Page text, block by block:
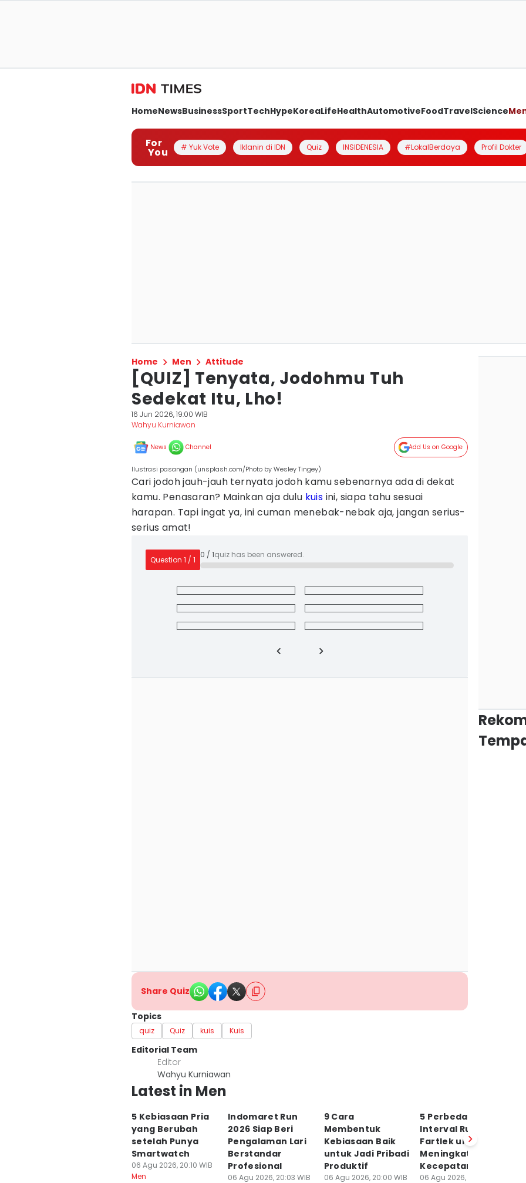
HomeNewsBusinessSportTechHypeKoreaLifeHealthAutomotiveFoodTravelScience
For
You # Yuk Vote Iklanin di IDN Quiz INSIDENESIA #LokalBerdaya Profil Dokter
Home Men Attitude
[QUIZ] Tenyata, Jodohmu Tuh
Sedekat Itu, Lho!
16 Jun 2026, 19:00 WIB
Wahyu Kurniawan
News Channel Add Us on Google
Ilustrasi pasangan (unsplash.com/Photo by Wesley Tingey)
Cari jodoh jauh-jauh ternyata jodoh kamu sebenarnya ada di dekat
kamu. Penasaran? Mainkan aja dulu kuis ini, siapa tahu sesuai
harapan. Tapi ingat ya, ini cuman menebak-nebak aja, jangan serius-
serius amat!
Question 1 / 1
0 / 1quiz has been answered.
Share Quiz
Topics
quiz Quiz kuis Kuis
Editorial Team
Editor
Wahyu Kurniawan
Latest in Men
5 Kebiasaan Pria
yang Berubah
setelah Punya
Smartwatch
06 Agu 2026, 20:10 WIB
Men
Indomaret Run
2026 Siap Beri
Pengalaman Lari
Berstandar
Profesional
06 Agu 2026, 20:03 WIB
9 Cara
Membentuk
Kebiasaan Baik
untuk Jadi Pribadi
Produktif
06 Agu 2026, 20:00 WIB
5 Perbedaan
Interval Run dan
Fartlek untuk
Meningkatkan
Kecepatan Lari
06 Agu 2026, 19:36 WIB